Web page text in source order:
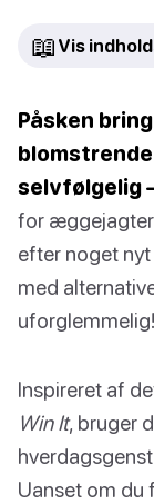
📖 Vis
Påsken
selvfølgelig
for æggejagter
efter noget
med
uforglemmelig!
Inspireret af
Win It, bruger
Uanset om du